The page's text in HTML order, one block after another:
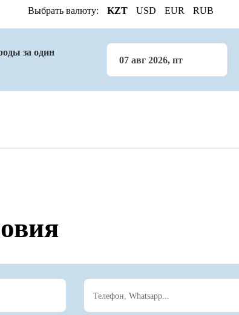
Выбрать валюту: KZT USD EUR RUB
за один
07 авг 2026, пт